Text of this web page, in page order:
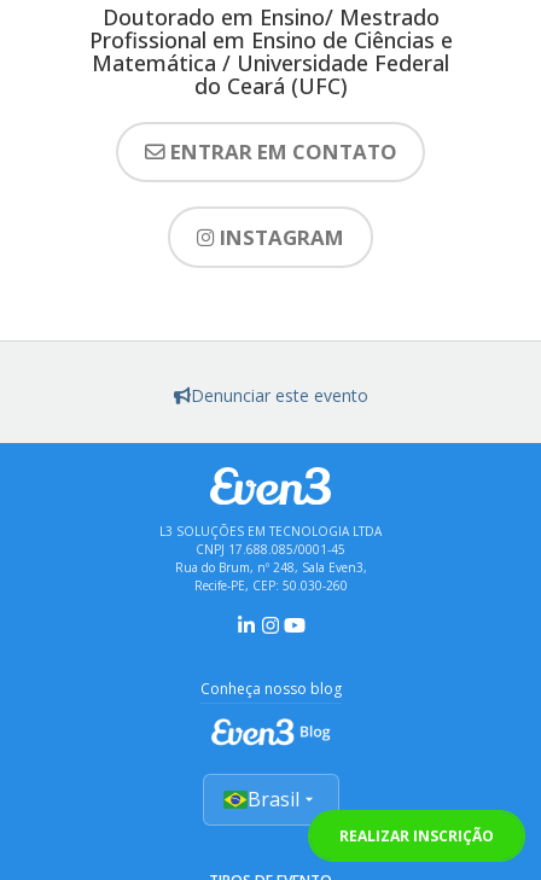
REALIZAR INSCRIÇÃO
Doutorado em Ensino/ Mestrado
Profissional em Ensino de Ciências e
Matemática / Universidade Federal
do Ceará (UFC)
ENTRAR EM CONTATO
INSTAGRAM
Denunciar este evento
L3 SOLUÇÕES EM TECNOLOGIA LTDA
CNPJ 17.688.085/0001-45
Rua do Brum, nº 248, Sala Even3,
Recife-PE, CEP: 50.030-260
Conheça nosso blog
Brasil